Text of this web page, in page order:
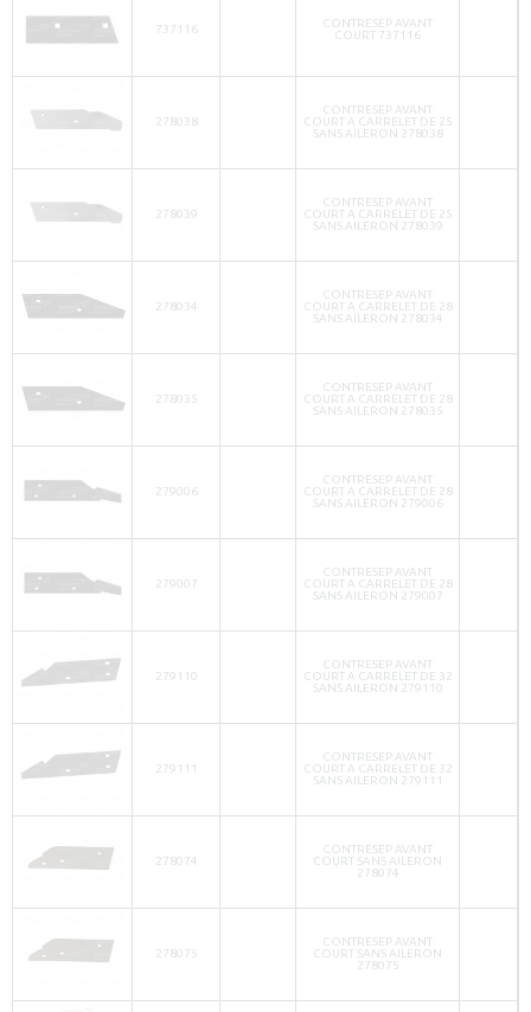
737116
CONTRESEP AVANT
COURT 737116
278038
CONTRESEP AVANT
COURT A CARRELET DE 25
SANS AILERON 278038
278039
CONTRESEP AVANT
COURT A CARRELET DE 25
SANS AILERON 278039
278034
CONTRESEP AVANT
COURT A CARRELET DE 28
SANS AILERON 278034
278035
CONTRESEP AVANT
COURT A CARRELET DE 28
SANS AILERON 278035
279006
CONTRESEP AVANT
COURT A CARRELET DE 28
SANS AILERON 279006
279007
CONTRESEP AVANT
COURT A CARRELET DE 28
SANS AILERON 279007
279110
CONTRESEP AVANT
COURT A CARRELET DE 32
SANS AILERON 279110
279111
CONTRESEP AVANT
COURT A CARRELET DE 32
SANS AILERON 279111
278074
CONTRESEP AVANT
COURT SANS AILERON
278074
278075
CONTRESEP AVANT
COURT SANS AILERON
278075